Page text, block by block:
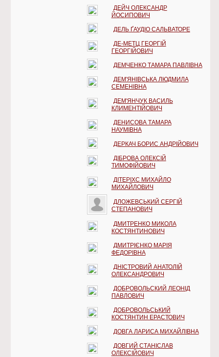
ДЕЙЧ ОЛЕКСАНДР
ЙОСИПОВИЧ
ДЕЛЬ ҐАУДІО САЛЬВАТОРЕ
ДЕ-МЕТЦ ГЕОРГІЙ
ГЕОРГІЙОВИЧ
ДЕМЧЕНКО ТАМАРА ПАВЛІВНА
ДЕМ'ЯНІВСЬКА ЛЮДМИЛА
СЕМЕНІВНА
ДЕМ'ЯНЧУК ВАСИЛЬ
КЛИМЕНТІЙОВИЧ
ДЕНИСОВА ТАМАРА
НАУМІВНА
ДЕРКАЧ БОРИС АНДРІЙОВИЧ
ДІБРОВА ОЛЕКСІЙ
ТИМОФІЙОВИЧ
ДІТЕРІХС МИХАЙЛО
МИХАЙЛОВИЧ
ДЛОЖЕВСЬКИЙ СЕРГІЙ
СТЕПАНОВИЧ
ДМИТРЕНКО МИКОЛА
КОСТЯНТИНОВИЧ
ДМИТРІЄНКО МАРІЯ
ФЕДОРІВНА
ДНІСТРОВИЙ АНАТОЛІЙ
ОЛЕКСАНДРОВИЧ
ДОБРОВОЛЬСКИЙ ЛЕОНІД
ПАВЛОВИЧ
ДОБРОВОЛЬСЬКИЙ
КОСТЯНТИН ЕРАСТОВИЧ
ДОВГА ЛАРИСА МИХАЙЛІВНА
ДОВГИЙ СТАНІСЛАВ
ОЛЕКСІЙОВИЧ